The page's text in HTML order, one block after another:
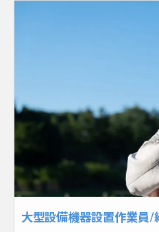
大型設備機器設置作業員/